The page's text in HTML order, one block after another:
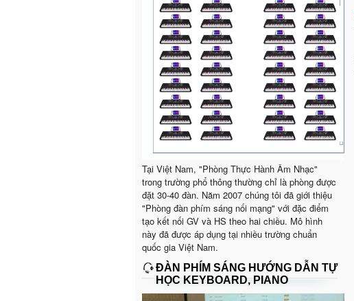
Tại Việt Nam, "Phòng Thực Hành Âm Nhạc"
trong trường phổ thông thường chỉ là phòng được
đặt 30-40 đàn. Năm 2007 chúng tôi đã giới thiệu
"Phòng đàn phím sáng nối mạng" với đặc điểm
tạo kết nối GV và HS theo hai chiều. Mô hình
này đã được áp dụng tại nhiều trường chuẩn
quốc gia Việt Nam.
ĐÀN PHÍM SÁNG HƯỚNG DẪN TỰ
HỌC KEYBOARD, PIANO